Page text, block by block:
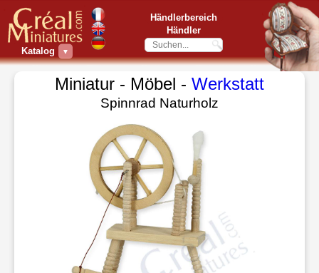
Katalog ▼
Händlerbereich
Händler
Miniatur - Möbel - Werkstatt
Spinnrad Naturholz